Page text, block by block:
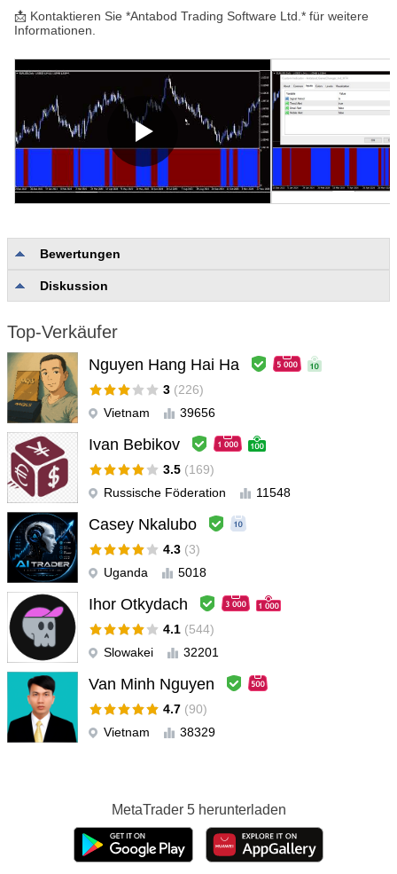
📩 Kontaktieren Sie *Antabod Trading Software Ltd.* für weitere
Informationen.
Bewertungen
Diskussion
Top-Verkäufer
Nguyen Hang Hai Ha
3 (226)
Vietnam
39656
Ivan Bebikov
3.5 (169)
Russische Föderation
11548
Casey Nkalubo
4.3 (3)
Uganda
5018
Ihor Otkydach
4.1 (544)
Slowakei
32201
Van Minh Nguyen
4.7 (90)
Vietnam
38329
MetaTrader 5herunterladen